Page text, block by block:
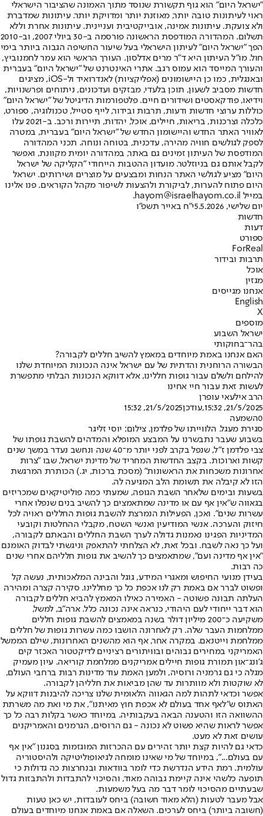
"ישראל היום" הוא גוף תקשורת שנוסד מתוך האמונה שהציבור הישראלי
ראוי לעיתונות טובה יותר, מאוזנת יותר ומדויקת יותר. עיתונות שמדברת
ולא צועקת. עיתונות אמינה, אובייקטיבית ועניינית. עיתונות אחרת וללא
תשלום. המהדורה המודפסת הראשונה פורסמה ב-30 ביולי 2007, וב-2010
הפך "ישראל היום" לעיתון הישראלי בעל שיעור החשיפה הגבוה ביותר בימי
חול. מו"ל העיתון היא ד"ר מרים אדלסון. העורך הראשי הוא עמר לחמנוביץ,
והעורך המייסד הוא עמוס רגב. אתרי האינטרנט של "ישראל היום" בעברית
ובאנגלית, כמו כן היישומונים (אפליקציות) לאנדרואיד ול-iOS, מציגים
חדשות מסביב לשעון, תוכן בלעדי, מבזקים ועדכונים, ניתוחים ופרשנויות,
וידיאו, פודקאסטים ושידורים חיים. פלטפורמות הדיגיטל של "ישראל היום"
כוללות ערוצי חדשות ודעות, תרבות ובידור, לייף סטייל, טכנולוגיה, ספורט,
כלכלה וצרכנות, בריאות, חיילים, אוכל, יהדות, תיירות ורכב. ב-2021 עלו
לאוויר האתר החדש והיישומון החדש של "ישראל היום" בעברית, במטרה
לספק לגולשים חוויה מהירה, עדכנית, בטוחה ונוחה. תכני המהדורה
המודפסת של העיתון זמינים גם באתר, במהדורה יומית מקוונת, ואפשר
לקבל אותם גם בניוזלטר. מועדון ההטבות הייחודי "הקליקה של ישראל
היום" מציע לגולשי האתר הנחות ומבצעים על מוצרים ושירותים. ישראל
היום פתוח להערות, לביקורת ולהצעות לשיפור מקהל הקוראים. פנו אלינו
במייל hayom@israelhayom.co.il.
יום שלישי, 5.5.2026
י"ח באייר תשפ"ו
חדשות
דעות
ספורט
ForReal
תרבות ובידור
אוכל
מגזין
אנחנו מגייסים
English
X
מוספים
ישראל השבוע
בהר־בחוקותי
האם אנחנו באמת מיוחדים במאמץ להשיב חללים לקבורה?
הבשורה הרוחנית והדתית של עם ישראל אינה הנכונות המיוחדת שלנו
להילחם ולשלם עבור גופות חללינו, אלא דווקא הנכונות הבלתי מתפשרת
לעשות זאת עבור חיי אחינו
הרב אילעאי עופרן
21/5/2025, 15:32
,עודכן21/5/2025, 15:32
0השמעה
סגירת מעגל. הלווייתו של פלדמן, צילום: יוסי זליגר
בשבוע שעבר נתבשרנו על המבצע המופלא והמדהים להשבת גופתו של
צבי פלדמן ז"ל, שנפל בקרב לפני יותר מ־40 שנה ונחשב נעדר במשך שנים
קשות וארוכות. בקצב החדשות המחריד של מדינת ישראל, שבו "צרות
אחרונות משכחות את הראשונות" (מסכת ברכות, יג.) הכותרת המרגשת
הזו לא קיבלה את תשומת הלב המגיעה לה.
בשעות ובימים שלאחר השבת הגופה, שמעתי כמה פוליטיקאים שמכריזים
בגאווה ש״אין אף עם או מדינה שמתאמצים כך להשיב בנים שנפלו אחרי
עשרות שנים". ואכן, הפעילות הנמרצת להשבת גופות החללים ראויה לכל
חיזוק והערכה. אנשי המודיעין ואנשי השטח, מקבלי ההחלטות וקובעי
המדיניות הפגינו נאמנות גדולה לערך השבת החללים והבאתם לקבורה,
ועל כך נאה לשבח. ובכל זאת, לא הצלחתי להתאפק וניגשתי לבדוק האומנם
"אין אף מדינה ועם", שמתאמצים כך להשיב את גופות חלליהם אחרי שנים
כה רבות.
בעידן מנועי החיפוש ומאגרי המידע, גוגל והבינה המלאכותית, נעשה קל
ופשוט לברר אם באמת רק לנו אכפת כל כך מחללינו. סקירה קצרה ומהירה
העלתה תבונה פשוטה - האמירה כאילו המאמץ להביא חללים לקבורה
הוא דבר ייחודי לעם היהודי, כנראה אינה נכונה כלל. ארה"ב, למשל,
משקיעה כ־200 מיליון דולר בשנה במאמצים להשבת גופות חללים
ממלחמות העבר שלה. רק לאחרונה הושבו כמה עשרות גופות של חללים
ממלחמת וייטנאם. במקרה אחר, אף הוא מהשנים האחרונות, שילם הממשל
האמריקני במחירים גבוהים ובוויתורים רציניים לדיקטטור האכזר קים
ג׳ונג־און תמורת גופות חיילים אמריקנים ממלחמת קוריאה. עיון מעמיק
מגלה כי גם גרמניה ורוסיה, ולמען האמת עוד מדינות רבות ברחבי העולם,
לא שוקטות ולא מוותרות עד שהן מביאות את חלליהן לקבורה.
אפשר וכדאי לתהות למה הגאווה הלאומית שלנו צריכה להיבנות דווקא על
האתוס ש״לאף אחד בעולם לא אכפת חוץ מאיתנו״, את מי ואת מה משרתת
ההשוואה הזו והטענה הבאה בעקבותיה. במיוחד כאשר בקלות רבה כל כך
אפשר לראות שהיא פשוט לא נכונה - גם הרוסים, הגרמנים והאמריקנים
עושים זאת לא מעט.
כדאי גם להיות קצת יותר זהירים עם ההכרזות המוגזמות בסגנון "אין אף
עם בעולם...", במיוחד של מי שאינו מומחה לגיאופוליטיקה ולהיסטוריה
עולמית. רמת הידע הנדרשת כדי לומר בוודאות ובנחרצות כה גדולות כי
תופעה כלשהי אינה קיימת גבוהה מאוד, והסיכוי להתבדות ולהתבזות גדול
שבעתיים מהסיכוי לומר דבר מה בעל משמעות.
אבל מעבר לטעות (הלא מאוד חשובה) ביחס לעובדות, יש כאן טעות
(חשובה ביותר) ביחס לערכים. השאלה אם באמת אנחנו מיוחדים בעולם